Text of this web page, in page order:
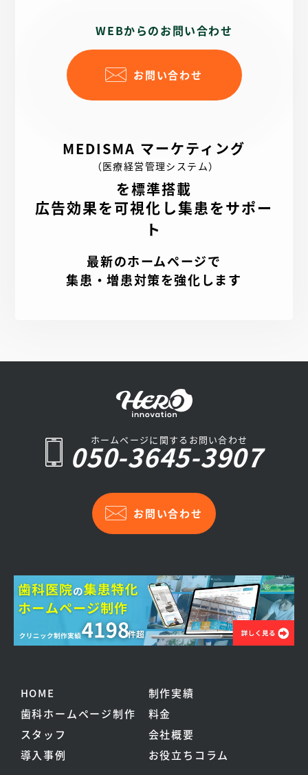
WEBからのお問い合わせ
お問い合わせ
MEDISMA マーケティング
（医療経営管理システム）
を標準搭載
広告効果を可視化し集患をサポー
ト
最新のホームページで
集患・増患対策を強化します
ホームページに関するお問い合わせ
050-3645-3907
お問い合わせ
HOME
制作実績
歯科ホームページ制作
料金
スタッフ
会社概要
導入事例
お役立ちコラム